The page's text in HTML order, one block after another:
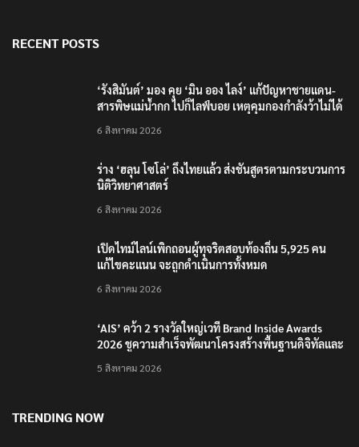
RECENT POSTS
‘รังสิมันต์’ มอง คุย ‘มิน ออง ไลง์’ แก้ปัญหาชายแดน-
สารพิษแม่น้ำกก ไปก็ไลฟ์บอย เหตุคุมกองกำลังว้าไม่ได้
6 สิงหาคม 2026
ร่าง ‘ฮลุน โซโล่’ ถึงไทยแล้ว ส่งชันสูตรตามกระบวนการ
นิติวิทยาศาสตร์
6 สิงหาคม 2026
เปิดไทม์ไลน์เพิกถอนผู้ทุจริตสอบท้องถิ่น 5,925 คน
แก้ไขคะแนน จะถูกดำเนินการทั้งหมด
6 สิงหาคม 2026
‘AIS’ คว้า 2 รางวัลใหญ่เวที Brand Inside Awards
2026 ชูความสำเร็จพัฒนาโครงสร้างพื้นฐานดิจิทัลและ
5 สิงหาคม 2026
TRENDING NOW